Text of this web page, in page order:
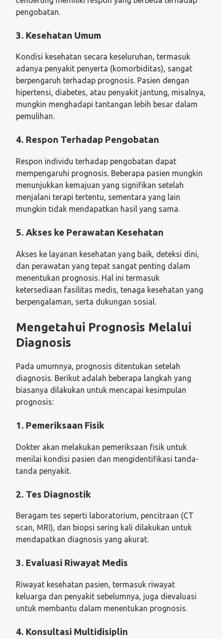
pengobatan.
3. Kesehatan Umum
Kondisi kesehatan secara keseluruhan, termasuk
adanya penyakit penyerta (komorbiditas), sangat
berpengaruh terhadap prognosis. Pasien dengan
hipertensi, diabetes, atau penyakit jantung, misalnya,
mungkin menghadapi tantangan lebih besar dalam
pemulihan.
4. Respon Terhadap Pengobatan
Respon individu terhadap pengobatan dapat
mempengaruhi prognosis. Beberapa pasien mungkin
menunjukkan kemajuan yang signifikan setelah
menjalani terapi tertentu, sementara yang lain
mungkin tidak mendapatkan hasil yang sama.
5. Akses ke Perawatan Kesehatan
Akses ke layanan kesehatan yang baik, deteksi dini,
dan perawatan yang tepat sangat penting dalam
menentukan prognosis. Hal ini termasuk
ketersediaan fasilitas medis, tenaga kesehatan yang
berpengalaman, serta dukungan sosial.
Mengetahui Prognosis Melalui
Diagnosis
Pada umumnya, prognosis ditentukan setelah
diagnosis. Berikut adalah beberapa langkah yang
biasanya dilakukan untuk mencapai kesimpulan
prognosis:
1. Pemeriksaan Fisik
Dokter akan melakukan pemeriksaan fisik untuk
menilai kondisi pasien dan mengidentifikasi tanda-
tanda penyakit.
2. Tes Diagnostik
Beragam tes seperti laboratorium, pencitraan (CT
scan, MRI), dan biopsi sering kali dilakukan untuk
mendapatkan diagnosis yang akurat.
3. Evaluasi Riwayat Medis
Riwayat kesehatan pasien, termasuk riwayat
keluarga dan penyakit sebelumnya, juga dievaluasi
untuk membantu dalam menentukan prognosis.
4. Konsultasi Multidisiplin